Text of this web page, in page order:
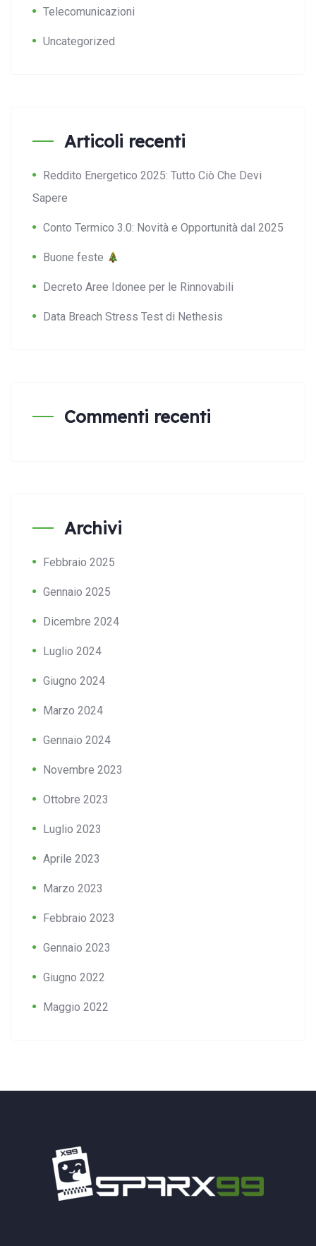
Telecomunicazioni
Uncategorized
Articoli recenti
Reddito Energetico 2025: Tutto Ciò Che Devi
Sapere
Conto Termico 3.0: Novità e Opportunità dal 2025
Buone feste
Decreto Aree Idonee per le Rinnovabili
Data Breach Stress Test di Nethesis
Commenti recenti
Archivi
Febbraio 2025
Gennaio 2025
Dicembre 2024
Luglio 2024
Giugno 2024
Marzo 2024
Gennaio 2024
Novembre 2023
Ottobre 2023
Luglio 2023
Aprile 2023
Marzo 2023
Febbraio 2023
Gennaio 2023
Giugno 2022
Maggio 2022